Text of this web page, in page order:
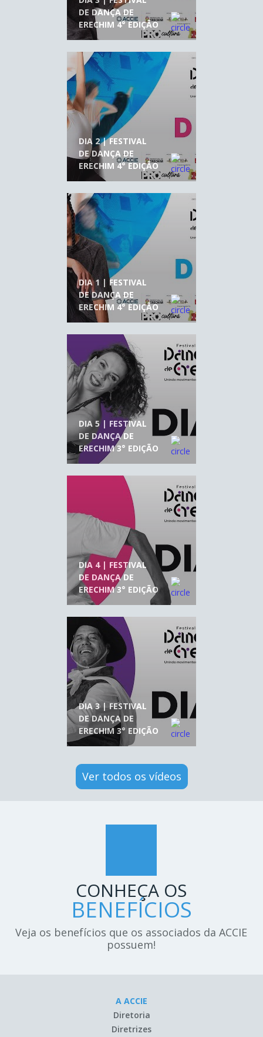
DE DANÇA DE
ERECHIM 4° EDIÇÃO
DIA 2 | FESTIVAL
DE DANÇA DE
ERECHIM 4° EDIÇÃO
DIA 1 | FESTIVAL
DE DANÇA DE
ERECHIM 4° EDIÇÃO
DIA 5 | FESTIVAL
DE DANÇA DE
ERECHIM 3° EDIÇÃO
DIA 4 | FESTIVAL
DE DANÇA DE
ERECHIM 3° EDIÇÃO
DIA 3 | FESTIVAL
DE DANÇA DE
ERECHIM 3° EDIÇÃO
Ver todos os vídeos
CONHEÇA OS
BENEFÍCIOS
Veja os benefícios que os associados da ACCIE
possuem!
A ACCIE
Diretoria
Diretrizes